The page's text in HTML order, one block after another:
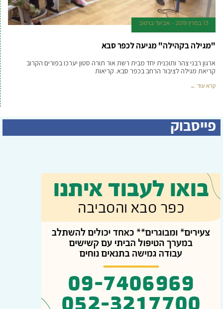
13 במרץ 2019 אביעד ברטוב
"מגילה בקהילה" מגיעה לכפר סבא
ארגון רבני צהר ותוכנית יחד מבית רשת אור תורה סטון יערכו בפורים הקרוב
קריאת מגילה לציבור הרחב בכפר סבא. קריאות
קרא עוד ←